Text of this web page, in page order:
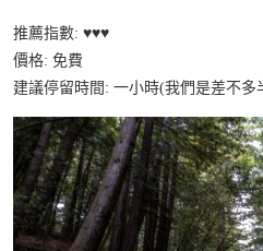
推薦指數: ♥️♥️♥️
價格: 免費
建議停留時間: 一小時(我們是差不